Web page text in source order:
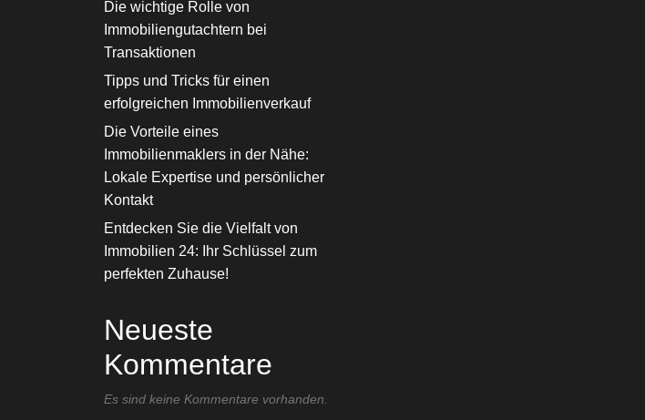
Die wichtige Rolle von
Immobiliengutachtern bei
Transaktionen
Tipps und Tricks für einen
erfolgreichen Immobilienverkauf
Die Vorteile eines
Immobilienmaklers in der Nähe:
Lokale Expertise und persönlicher
Kontakt
Entdecken Sie die Vielfalt von
Immobilien 24: Ihr Schlüssel zum
perfekten Zuhause!
Neueste
Kommentare
Es sind keine Kommentare vorhanden.